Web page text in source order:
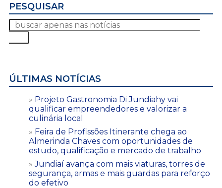
PESQUISAR
ÚLTIMAS NOTÍCIAS
Projeto Gastronomia Di Jundiahy vai
qualificar empreendedores e valorizar a
culinária local
Feira de Profissões Itinerante chega ao
Almerinda Chaves com oportunidades de
estudo, qualificação e mercado de trabalho
Jundiaí avança com mais viaturas, torres de
segurança, armas e mais guardas para reforço
do efetivo